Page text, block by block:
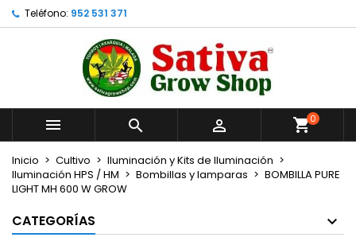
Teléfono: 952 531 371
   0
Inicio Cultivo
Iluminación y Kits de Iluminación
Iluminación HPS / HM
Bombillas y lamparas
BOMBILLA PURE
LIGHT MH 600 W GROW
CATEGORÍAS
Añadir a la lista de deseos ×
Crear nueva lista
Crear lista de deseos ×
Nombre de la lista de deseos
Cancelar Crear lista de deseos
Iniciar sesión ×
Debe iniciar sesión para guardar productos en su
lista de deseos.
Iniciar sesión